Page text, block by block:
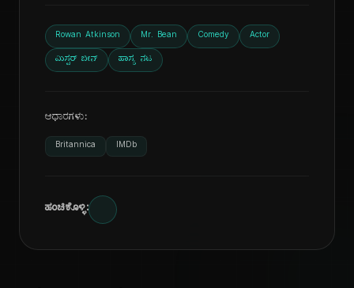
Rowan Atkinson Mr. Bean Comedy Actor
ಮಿಸ್ಟರ್ ಬೀನ್ ಹಾಸ್ಯ ನಟ
ಆಧಾರಗಳು:
Britannica IMDb
ಹಂಚಿಕೊಳ್ಳಿ: